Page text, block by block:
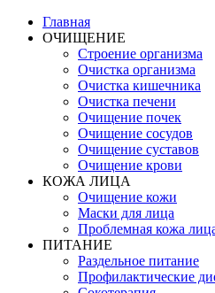
Главная
ОЧИЩЕНИЕ
Строение организма
Очистка организма
Очистка кишечника
Очистка печени
Очищение почек
Очищение сосудов
Очищение суставов
Очищение крови
КОЖА ЛИЦА
Очищение кожи
Маски для лица
Проблемная кожа
ПИТАНИЕ
Раздельное питание
Профилактические